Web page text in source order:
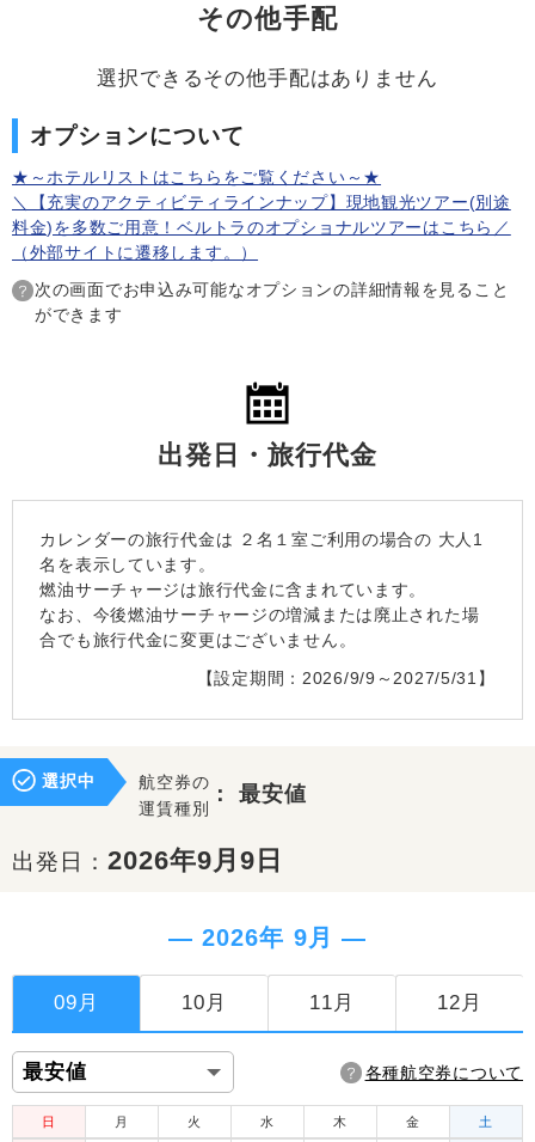
その他手配
選択できるその他手配はありません
オプションについて
★～ホテルリストはこちらをご覧ください～★
＼【充実のアクティビティラインナップ】現地観光ツアー(別途
料金)を多数ご用意！ベルトラのオプショナルツアーはこちら／
（外部サイトに遷移します。）
次の画面でお申込み可能なオプションの詳細情報を見ること
ができます
出発日・旅行代金
カレンダーの旅行代金は ２名１室 ご利用の場合の 大人1
名を表示しています。
燃油サーチャージは旅行代金に含まれています。
なお、今後燃油サーチャージの増減または廃止された場
合でも旅行代金に変更はございません。
【設定期間：2026/9/9～2027/5/31】
選択中
航空券の
運賃種別
：最安値
出発日： 2026年9月9日
― 2026年 9月 ―
09月 10月 11月 12月
各種航空券について
日 月 火 水 木 金 土